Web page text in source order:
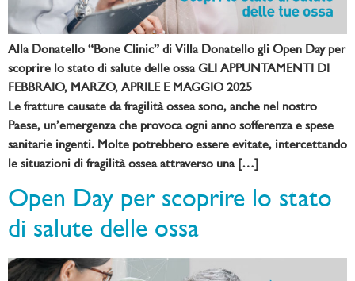
Alla Donatello “Bone Clinic” di Villa Donatello gli Open Day per
scoprire lo stato di salute delle ossa GLI APPUNTAMENTI DI
FEBBRAIO, MARZO, APRILE E MAGGIO 2025
Le fratture causate da fragilità ossea sono, anche nel nostro
Paese, un’emergenza che provoca ogni anno sofferenza e spese
sanitarie ingenti. Molte potrebbero essere evitate, intercettando
le situazioni di fragilità ossea attraverso una […]
Open Day per scoprire lo stato
di salute delle ossa